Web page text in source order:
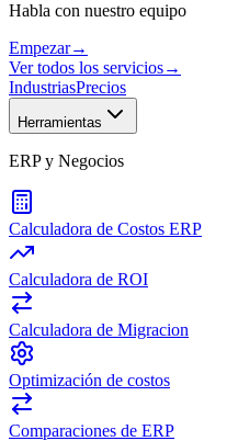
Habla con nuestro equipo
Empezar→
Ver todos los servicios→
IndustriasPrecios
Herramientas
ERP y Negocios
Calculadora de Costos ERP
Calculadora de ROI
Calculadora de Migracion
Optimización de costos
Comparaciones de ERP